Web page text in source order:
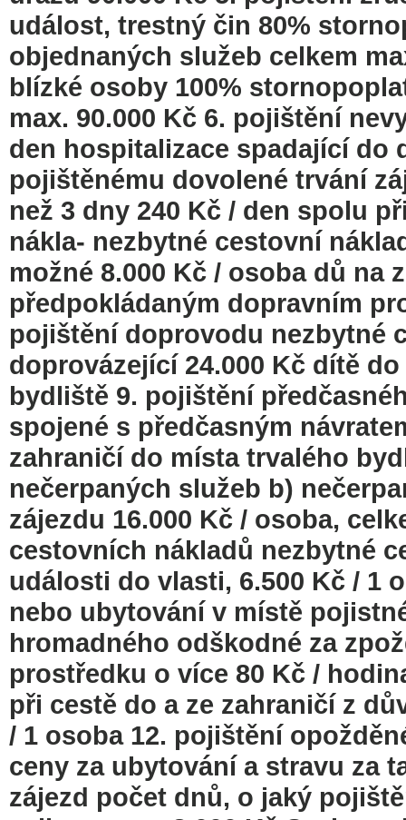
událost, trestný čin 80%
objednaných služeb celkem
blízké osoby 100%
max. 90.000 Kč 6. pojištění
den hospitalizace spadající do
pojištěnému dovolené trvání
než 3 dny 240 Kč / den spolu
nákla- nezbytné cestovní
možné 8.000 Kč / osoba dů
předpokládaným dopravním
pojištění doprovodu nezbytné
doprovázející 24.000 Kč dítě
bydliště 9. pojištění
spojené s předčasným
zahraničí do místa trvalého
nečerpaných služeb b)
zájezdu 16.000 Kč / osoba,
cestovních nákladů nezbytné
události do vlasti, 6.500 Kč / 1
nebo ubytování v místě
hromadného odškodné za
prostředku o více 80 Kč /
při cestě do a ze zahraničí z
/ 1 osoba 12. pojištění
ceny za ubytování a stravu za
zájezd počet dnů, o jaký